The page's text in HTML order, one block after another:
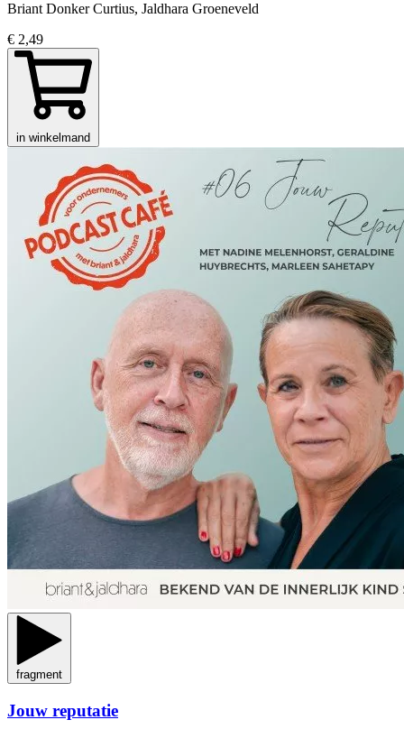
Briant Donker Curtius, Jaldhara Groeneveld
€ 2,49
in winkelmand
fragment
Jouw reputatie